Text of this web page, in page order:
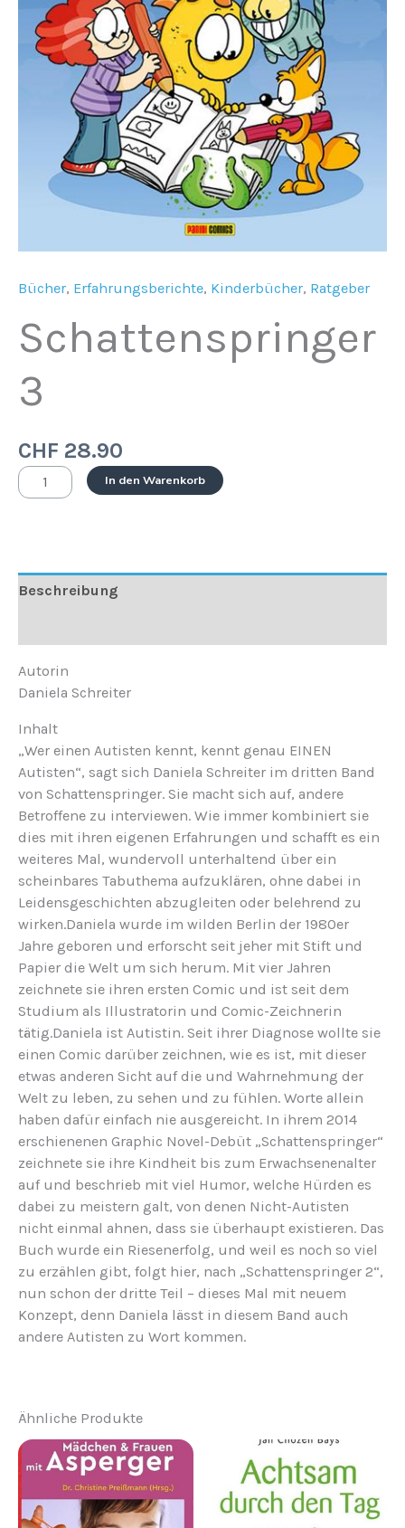
Bücher, Erfahrungsberichte, Kinderbücher, Ratgeber
Schattenspringer
3
CHF 28.90
In den Warenkorb
Beschreibung
Autorin
Daniela Schreiter
Inhalt
„Wer einen Autisten kennt, kennt genau EINEN
Autisten“, sagt sich Daniela Schreiter im dritten Band
von Schattenspringer. Sie macht sich auf, andere
Betroffene zu interviewen. Wie immer kombiniert sie
dies mit ihren eigenen Erfahrungen und schafft es ein
weiteres Mal, wundervoll unterhaltend über ein
scheinbares Tabuthema aufzuklären, ohne dabei in
Leidensgeschichten abzugleiten oder belehrend zu
wirken.Daniela wurde im wilden Berlin der 1980er
Jahre geboren und erforscht seit jeher mit Stift und
Papier die Welt um sich herum. Mit vier Jahren
zeichnete sie ihren ersten Comic und ist seit dem
Studium als Illustratorin und Comic-Zeichnerin
tätig.Daniela ist Autistin. Seit ihrer Diagnose wollte sie
einen Comic darüber zeichnen, wie es ist, mit dieser
etwas anderen Sicht auf die und Wahrnehmung der
Welt zu leben, zu sehen und zu fühlen. Worte allein
haben dafür einfach nie ausgereicht. In ihrem 2014
erschienenen Graphic Novel-Debüt „Schattenspringer“
zeichnete sie ihre Kindheit bis zum Erwachsenenalter
auf und beschrieb mit viel Humor, welche Hürden es
dabei zu meistern galt, von denen Nicht-Autisten
nicht einmal ahnen, dass sie überhaupt existieren. Das
Buch wurde ein Riesenerfolg, und weil es noch so viel
zu erzählen gibt, folgt hier, nach „Schattenspringer 2“,
nun schon der dritte Teil – dieses Mal mit neuem
Konzept, denn Daniela lässt in diesem Band auch
andere Autisten zu Wort kommen.
Ähnliche Produkte